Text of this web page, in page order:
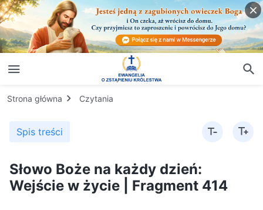
Strona główna Czytania
Spis treści
Słowo Boże na każdy dzień:
Wejście w życie | Fragment 414